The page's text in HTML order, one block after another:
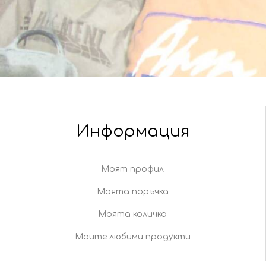
Информация
Моят профил
Моята поръчка
Моята количка
Моите любими продукти